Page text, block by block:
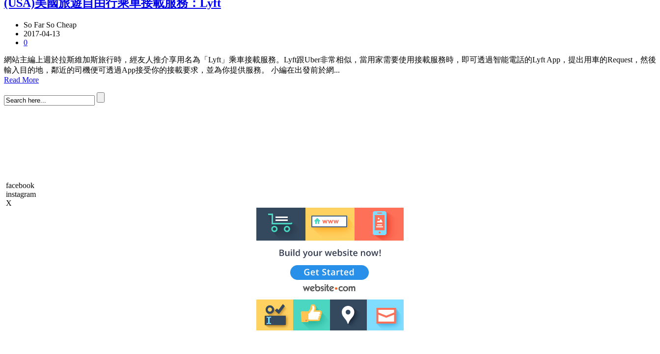
(USA)美國旅遊自由行乘車接載服務：Lyft
So Far So Cheap
2017-04-13
0
網站主編上週於拉斯維加斯旅行時，經友人推介享用名為「Lyft」乘車接載服務。Lyft跟Uber非常相似，當用家需要使用接載服務時，即可透過智能電話的Lyft App，提出用車的Request，然後
輸入目的地，鄰近的司機便可透過App接受你的接載要求，並為你提供服務。 小編在出發前於網...
Read More
facebook
instagram
X